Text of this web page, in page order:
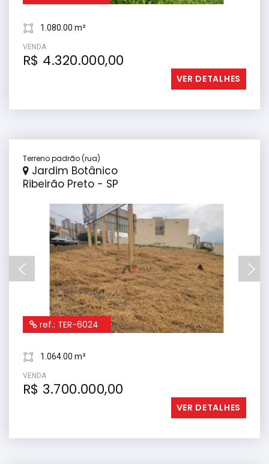
1.080.00 m²
VENDA
R$ 4.320.000,00
VER DETALHES
Terreno padrão (rua)
Jardim Botânico
Ribeirão Preto - SP
ref.: TER-6024
1.064.00 m²
VENDA
R$ 3.700.000,00
VER DETALHES